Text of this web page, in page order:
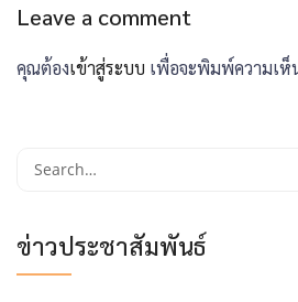
Leave a comment
คุณต้องเข้าสู่ระบบ เพื่อจะพิมพ์ความเห็
Search
ข่าวประชาสัมพันธ์